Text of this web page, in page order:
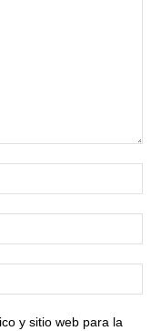
y sitio web para la